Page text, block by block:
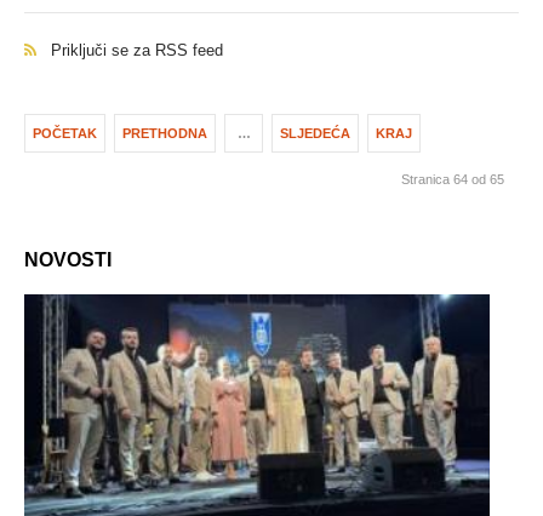
Priključi se za RSS feed
POČETAK PRETHODNA … SLJEDEĆA KRAJ
Stranica 64 od 65
NOVOSTI